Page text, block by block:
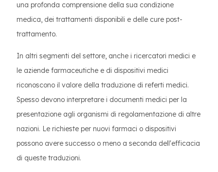
una profonda comprensione della sua condizione
medica, dei trattamenti disponibili e delle cure post-
trattamento.
In altri segmenti del settore, anche i ricercatori medici e
le aziende farmaceutiche e di dispositivi medici
riconoscono il valore della traduzione di referti medici.
Spesso devono interpretare i documenti medici per la
presentazione agli organismi di regolamentazione di altre
nazioni. Le richieste per nuovi farmaci o dispositivi
possono avere successo o meno a seconda dell'efficacia
di queste traduzioni.